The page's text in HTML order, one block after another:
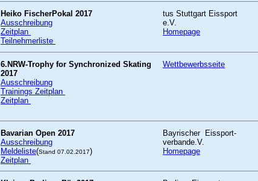
Heiko FischerPokal 2017
Ausschreibung
Zeitplan
Teilnehmerliste
tus Stuttgart Eissport
e.V.
Homepage
6.NRW-Trophy for Synchronized Skating
2017
Ausschreibung
Trainings Zeitplan
Zeitplan
Wettbewerbsseite
Bavarian Open 2017
Ausschreibung
Meldeliste(Stand 07.02.2017)
Zeitplan
Bayrischer Eissport-
verbande.V.
Homepage